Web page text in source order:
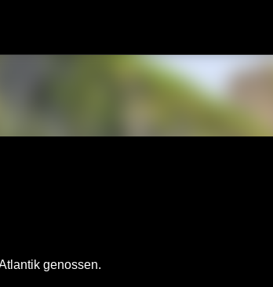
genossen.